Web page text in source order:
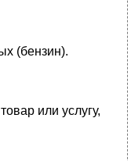
(бензин).
или услугу,